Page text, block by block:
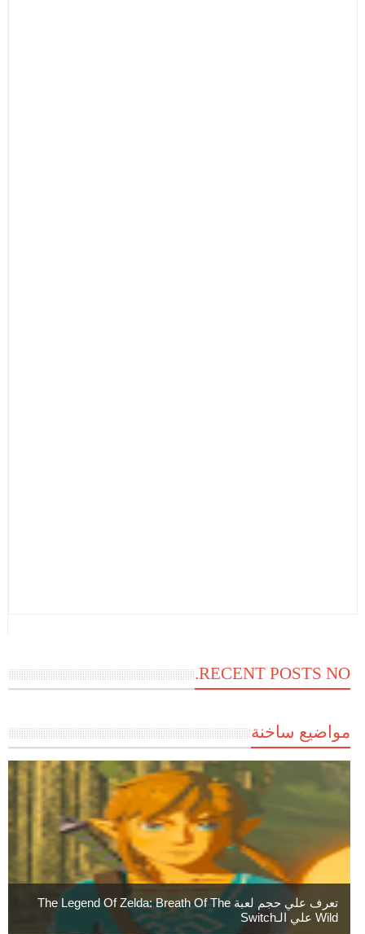
RECENT POSTS NO.
مواضيع ساخنة
تعرف علي حجم لعبة The Legend Of Zelda: Breath Of The
Wild علي الـSwitch